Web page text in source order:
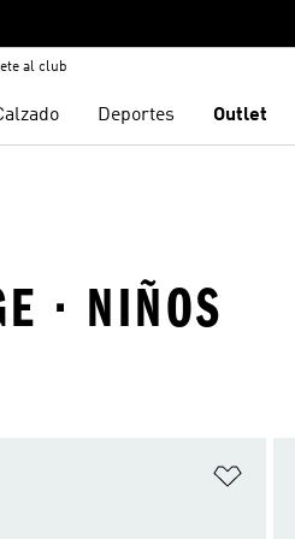
al club
Deportes Outlet
· NIÑOS